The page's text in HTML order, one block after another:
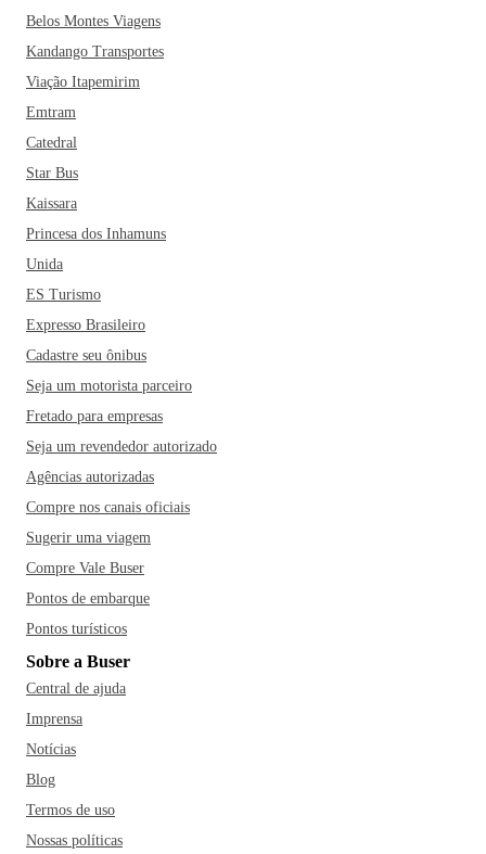
Belos Montes Viagens
Kandango Transportes
Viação Itapemirim
Emtram
Catedral
Star Bus
Kaissara
Princesa dos Inhamuns
Unida
ES Turismo
Expresso Brasileiro
Cadastre seu ônibus
Seja um motorista parceiro
Fretado para empresas
Seja um revendedor autorizado
Agências autorizadas
Compre nos canais oficiais
Sugerir uma viagem
Compre Vale Buser
Pontos de embarque
Pontos turísticos
Sobre a Buser
Central de ajuda
Imprensa
Notícias
Blog
Termos de uso
Nossas políticas